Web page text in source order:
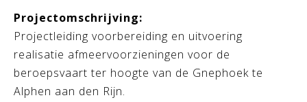
Projectomschrijving:
Projectleiding voorbereiding en uitvoering
realisatie afmeervoorzieningen voor de
beroepsvaart ter hoogte van de Gnephoek te
Alphen aan den Rijn.